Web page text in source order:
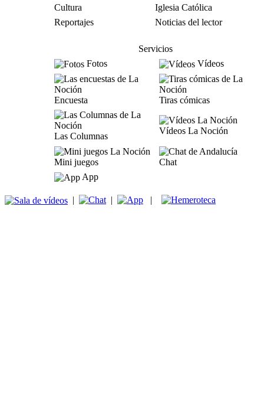
Cultura
Iglesia Católica
Reportajes
Noticias del lector
Servicios
Fotos
Vídeos
Encuesta Tiras cómicas
Las Columnas
Vídeos La Noción
Mini juegos
Chat
App
| | |